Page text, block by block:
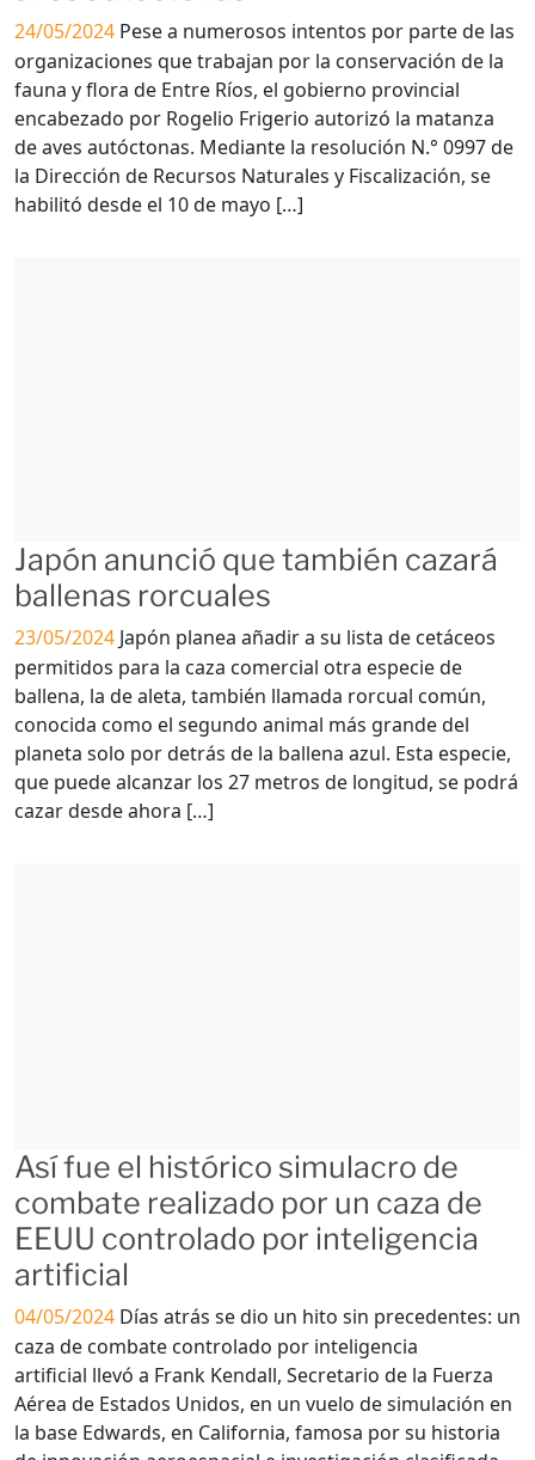
24/05/2024 Pese a numerosos intentos por parte de las
organizaciones que trabajan por la conservación de la
fauna y flora de Entre Ríos, el gobierno provincial
encabezado por Rogelio Frigerio autorizó la matanza
de aves autóctonas. Mediante la resolución N.° 0997 de
la Dirección de Recursos Naturales y Fiscalización, se
habilitó desde el 10 de mayo […]
Japón anunció que también cazará
ballenas rorcuales
23/05/2024 Japón planea añadir a su lista de cetáceos
permitidos para la caza comercial otra especie de
ballena, la de aleta, también llamada rorcual común,
conocida como el segundo animal más grande del
planeta solo por detrás de la ballena azul. Esta especie,
que puede alcanzar los 27 metros de longitud, se podrá
cazar desde ahora […]
Así fue el histórico simulacro de
combate realizado por un caza de
EEUU controlado por inteligencia
artificial
04/05/2024 Días atrás se dio un hito sin precedentes: un
caza de combate controlado por inteligencia
artificial llevó a Frank Kendall, Secretario de la Fuerza
Aérea de Estados Unidos, en un vuelo de simulación en
la base Edwards, en California, famosa por su historia